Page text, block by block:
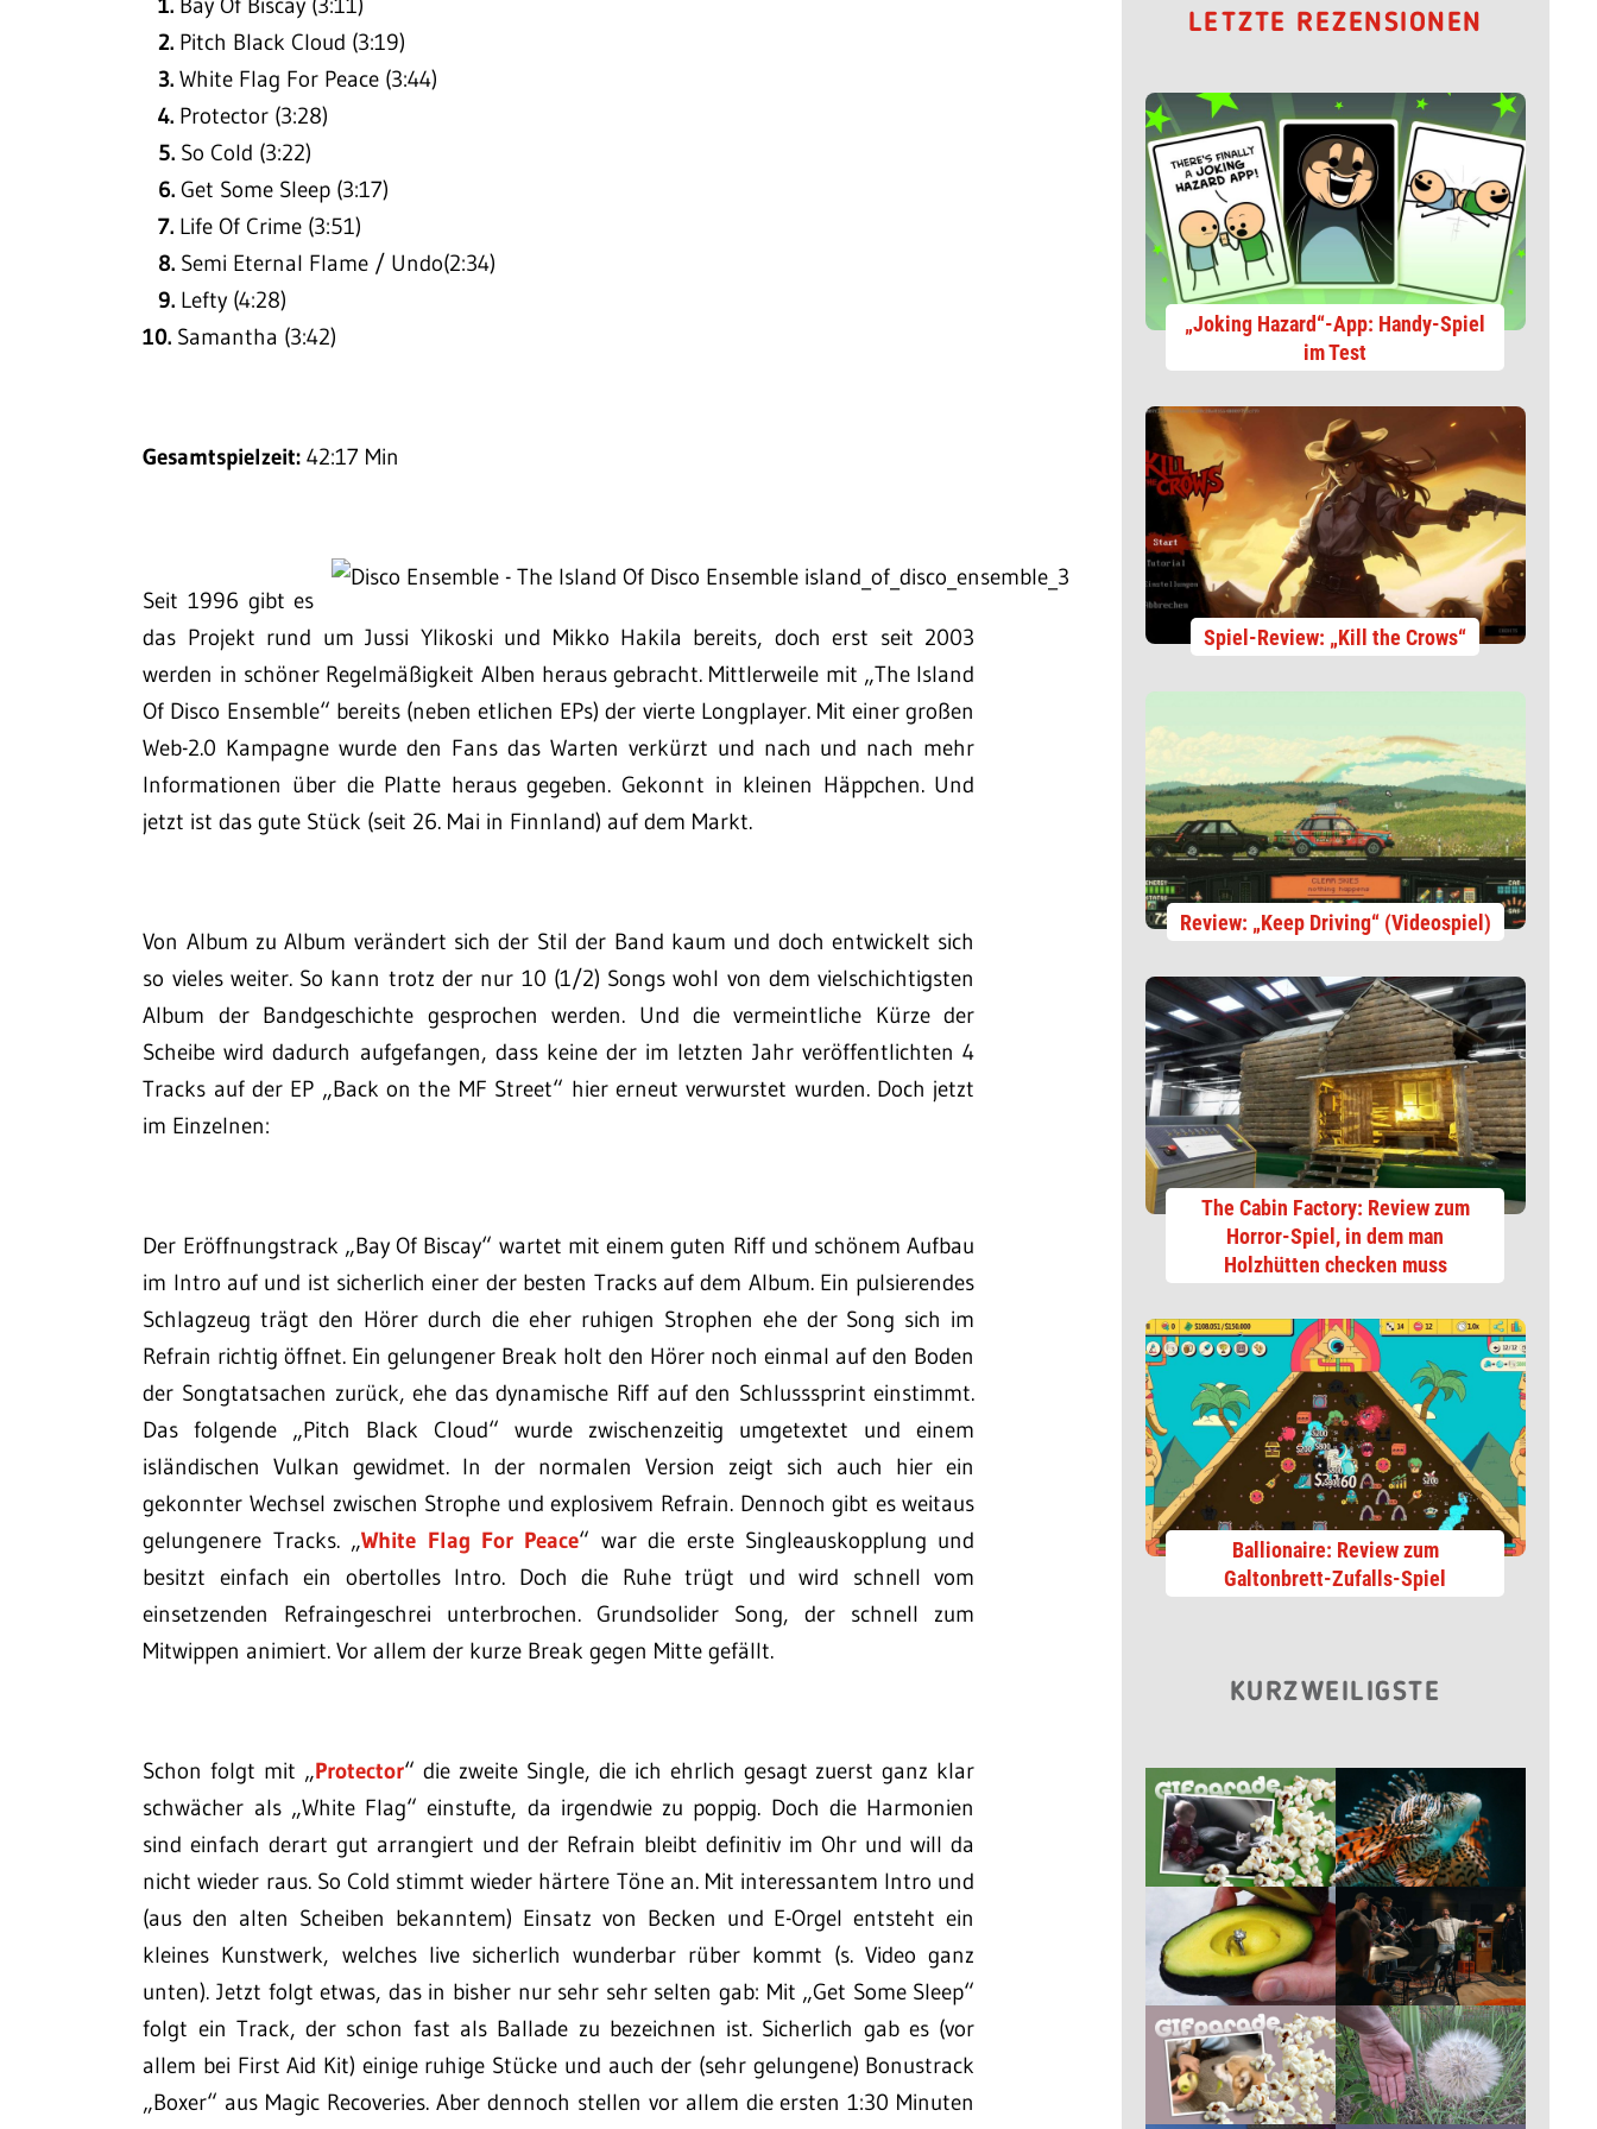
2. Pitch Black Cloud (3:19)
3. White Flag For Peace (3:44)
4. Protector (3:28)
5. So Cold (3:22)
6.Get Some Sleep (3:17)
7. Life Of Crime (3:51)
8. Semi Eternal Flame / Undo(2:34)
9. Lefty (4:28)
10. Samantha (3:42)
Gesamtspielzeit: 42:17 Min
Seit 1996 gibt es
das Projekt rund um Jussi Ylikoski und Mikko Hakila bereits, doch erst seit 2003
werden in schöner Regelmäßigkeit Alben heraus gebracht. Mittlerweile mit „The Island
Of Disco Ensemble“ bereits (neben etlichen EPs) der vierte Longplayer. Mit einer großen
Web-2.0 Kampagne wurde den Fans das Warten verkürzt und nach und nach mehr
Informationen über die Platte heraus gegeben. Gekonnt in kleinen Häppchen. Und
jetzt ist das gute Stück (seit 26. Mai in Finnland) auf dem Markt.
Von Album zu Album verändert sich der Stil der Band kaum und doch entwickelt sich
so vieles weiter. So kann trotz der nur 10 (1/2) Songs wohl von dem vielschichtigsten
Album der Bandgeschichte gesprochen werden. Und die vermeintliche Kürze der
Scheibe wird dadurch aufgefangen, dass keine der im letzten Jahr veröffentlichten 4
Tracks auf der EP „Back on the MF Street“ hier erneut verwurstet wurden. Doch jetzt
im Einzelnen:
Der Eröffnungstrack „Bay Of Biscay“ wartet mit einem guten Riff und schönem Aufbau
im Intro auf und ist sicherlich einer der besten Tracks auf dem Album. Ein pulsierendes
Schlagzeug trägt den Hörer durch die eher ruhigen Strophen ehe der Song sich im
Refrain richtig öffnet. Ein gelungener Break holt den Hörer noch einmal auf den Boden
der Songtatsachen zurück, ehe das dynamische Riff auf den Schlusssprint einstimmt.
Das folgende „Pitch Black Cloud“ wurde zwischenzeitig umgetextet und einem
isländischen Vulkan gewidmet. In der normalen Version zeigt sich auch hier ein
gekonnter Wechsel zwischen Strophe und explosivem Refrain. Dennoch gibt es weitaus
gelungenere Tracks. „White Flag For Peace“ war die erste Singleauskopplung und
besitzt einfach ein obertolles Intro. Doch die Ruhe trügt und wird schnell vom
einsetzenden Refraingeschrei unterbrochen. Grundsolider Song, der schnell zum
Mitwippen animiert. Vor allem der kurze Break gegen Mitte gefällt.
Schon folgt mit „Protector“ die zweite Single, die ich ehrlich gesagt zuerst ganz klar
schwächer als „White Flag“ einstufte, da irgendwie zu poppig. Doch die Harmonien
sind einfach derart gut arrangiert und der Refrain bleibt definitiv im Ohr und will da
nicht wieder raus. So Cold stimmt wieder härtere Töne an. Mit interessantem Intro und
(aus den alten Scheiben bekanntem) Einsatz von Becken und E-Orgel entsteht ein
kleines Kunstwerk, welches live sicherlich wunderbar rüber kommt (s. Video ganz
unten). Jetzt folgt etwas, das in bisher nur sehr sehr selten gab: Mit „Get Some Sleep“
folgt ein Track, der schon fast als Ballade zu bezeichnen ist. Sicherlich gab es (vor
allem bei First Aid Kit) einige ruhige Stücke und auch der (sehr gelungene) Bonustrack
„Boxer“ aus Magic Recoveries. Aber dennoch stellen vor allem die ersten 1:30 Minuten
LETZTE REZENSIONEN
„Joking Hazard“-App: Handy-Spiel
im Test
Spiel-Review: „Kill the Crows“
Review: „Keep Driving“ (Videospiel)
The Cabin Factory: Review zum
Horror-Spiel, in dem man
Holzhütten checken muss
Ballionaire: Review zum
Galtonbrett-Zufalls-Spiel
KURZWEILIGSTE